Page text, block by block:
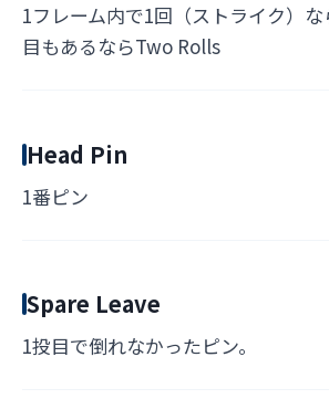
1フレーム内で1回（ストライク）
目もあるならTwo Rolls
Head Pin
1番ピン
Spare Leave
1投目で倒れなかったピン。